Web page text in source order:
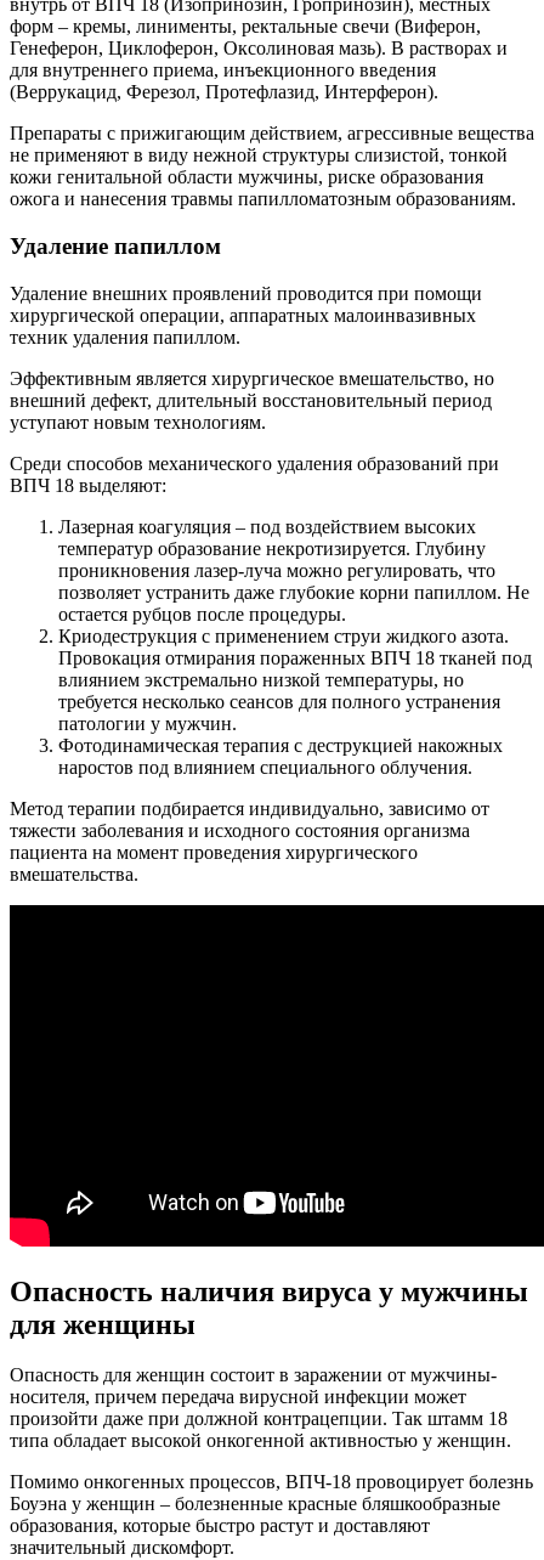
внутрь от ВПЧ 18 (Изопринозин, Гропринозин), местных
форм – кремы, линименты, ректальные свечи (Виферон,
Генеферон, Циклоферон, Оксолиновая мазь). В растворах и
для внутреннего приема, инъекционного введения
(Веррукацид, Ферезол, Протефлазид, Интерферон).
Препараты с прижигающим действием, агрессивные вещества
не применяют в виду нежной структуры слизистой, тонкой
кожи генитальной области мужчины, риске образования
ожога и нанесения травмы папилломатозным образованиям.
Удаление папиллом
Удаление внешних проявлений проводится при помощи
хирургической операции, аппаратных малоинвазивных
техник удаления папиллом.
Эффективным является хирургическое вмешательство, но
внешний дефект, длительный восстановительный период
уступают новым технологиям.
Среди способов механического удаления образований при
ВПЧ 18 выделяют:
Лазерная коагуляция – под воздействием высоких
температур образование некротизируется. Глубину
проникновения лазер-луча можно регулировать, что
позволяет устранить даже глубокие корни папиллом. Не
остается рубцов после процедуры.
Криодеструкция с применением струи жидкого азота.
Провокация отмирания пораженных ВПЧ 18 тканей под
влиянием экстремально низкой температуры, но
требуется несколько сеансов для полного устранения
патологии у мужчин.
Фотодинамическая терапия с деструкцией накожных
наростов под влиянием специального облучения.
Метод терапии подбирается индивидуально, зависимо от
тяжести заболевания и исходного состояния организма
пациента на момент проведения хирургического
вмешательства.
Опасность наличия вируса у мужчины
для женщины
Опасность для женщин состоит в заражении от мужчины-
носителя, причем передача вирусной инфекции может
произойти даже при должной контрацепции. Так штамм 18
типа обладает высокой онкогенной активностью у женщин.
Помимо онкогенных процессов, ВПЧ-18 провоцирует болезнь
Боуэна у женщин – болезненные красные бляшкообразные
образования, которые быстро растут и доставляют
значительный дискомфорт.